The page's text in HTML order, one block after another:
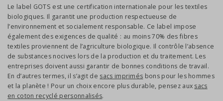
Le label GOTS est une certification internationale pour les textiles
biologiques. Il garantit une production respectueuse de
l’environnement et socialement responsable. Ce label impose
également des exigences de qualité : au moins 70% des fibres
textiles proviennent de l’agriculture biologique. Il contrôle l’absence
de substances nocives lors de la production et du traitement. Les
entreprises doivent aussi garantir de bonnes conditions de travail.
En d’autres termes, il s’agit de sacs imprimés bons pour les hommes
et la planète ! Pour un choix encore plus durable, pensez aux sacs
en coton recyclé personnalisés.